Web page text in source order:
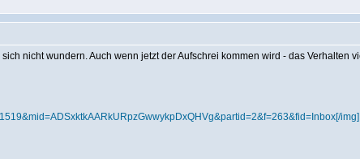
nicht wundern. Auch wenn jetzt der Aufschrei kommen wird - das Verhalten
img]